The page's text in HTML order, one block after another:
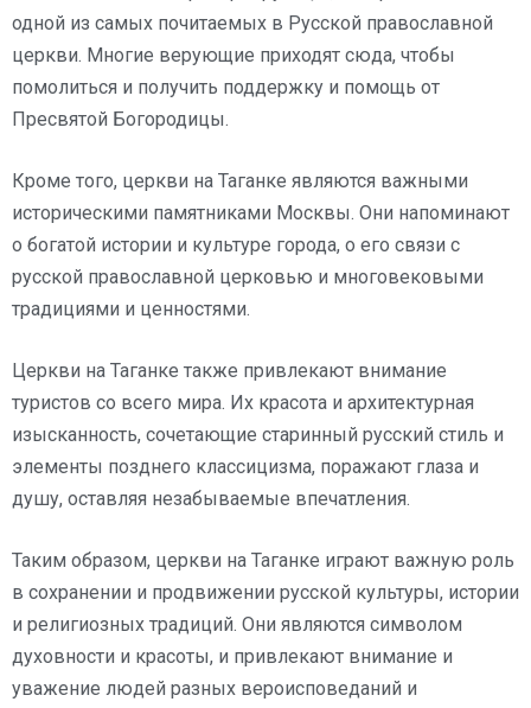
одной из самых почитаемых в Русской православной
церкви. Многие верующие приходят сюда, чтобы
помолиться и получить поддержку и помощь от
Пресвятой Богородицы.
Кроме того, церкви на Таганке являются важными
историческими памятниками Москвы. Они напоминают
о богатой истории и культуре города, о его связи с
русской православной церковью и многовековыми
традициями и ценностями.
Церкви на Таганке также привлекают внимание
туристов со всего мира. Их красота и архитектурная
изысканность, сочетающие старинный русский стиль и
элементы позднего классицизма, поражают глаза и
душу, оставляя незабываемые впечатления.
Таким образом, церкви на Таганке играют важную роль
в сохранении и продвижении русской культуры, истории
и религиозных традиций. Они являются символом
духовности и красоты, и привлекают внимание и
уважение людей разных вероисповеданий и